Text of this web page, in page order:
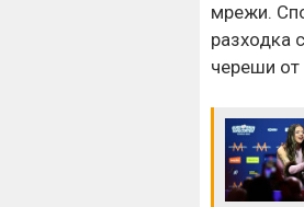
мрежи.
разходка
череши от